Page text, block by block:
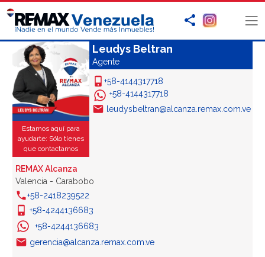
Estamos aquí para
ayudarte: Sólo tienes
que contactarnos
Leudys Beltran
Agente
+58-4144317718
+58-4144317718
leudysbeltran@alcanza.remax.com.ve
REMAX Alcanza
Valencia - Carabobo
+58-2418239522
+58-4244136683
+58-4244136683
gerencia@alcanza.remax.com.ve